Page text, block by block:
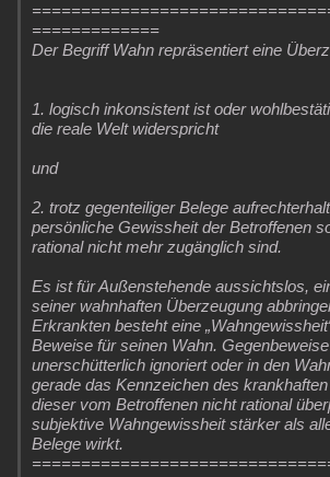
=============
Der Begriff Wahn repräsentiert eine
1. logisch inkonsistent ist oder
die reale Welt widerspricht
und
2. trotz gegenteiliger Belege
persönliche Gewissheit der Betroffenen
rational nicht mehr zugänglich sind.
Es ist für Außenstehende aussichtslos,
seiner wahnhaften Überzeugung
Erkrankten besteht eine
Beweise für seinen Wahn.
unerschütterlich ignoriert oder in den
gerade das Kennzeichen des
dieser vom Betroffenen nicht rational
subjektive Wahngewissheit stärker als
Belege wirkt.